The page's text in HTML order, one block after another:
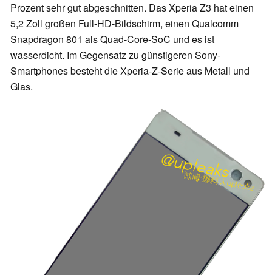
Prozent sehr gut abgeschnitten. Das Xperia Z3 hat einen
5,2 Zoll großen Full-HD-Bildschirm, einen Qualcomm
Snapdragon 801 als Quad-Core-SoC und es ist
wasserdicht. Im Gegensatz zu günstigeren Sony-
Smartphones besteht die Xperia-Z-Serie aus Metall und
Glas.